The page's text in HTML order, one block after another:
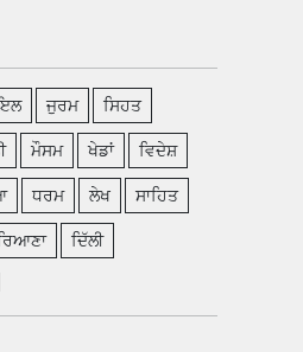
ਜੁਰਮ ਸਿਹਤ
ਮੌਸਮ ਖੇਡਾਂ ਵਿਦੇਸ਼
ਧਰਮ ਲੇਖ ਸਾਹਿਤ
ਦਿੱਲੀ